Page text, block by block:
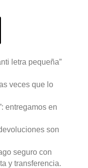
letra pequeña”
veces que lo
entregamos en
son
seguro con
y transferencia.